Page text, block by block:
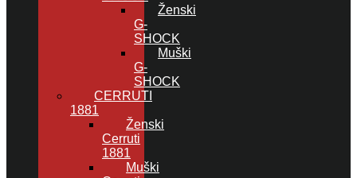
Ženski
G-
SHOCK
Muški
G-
SHOCK
CERRUTI
1881
Ženski
Cerruti
1881
Muški